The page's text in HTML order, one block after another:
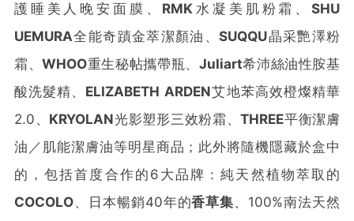
護睡美人晚安面膜、 RMK 水凝美肌粉霜、SHU
UEMURA全能奇蹟金萃潔顏油、SUQQU晶采艷澤粉
霜、WHOO重生秘帖攜帶瓶、 Juliart希沛絲油性胺基
酸洗髮精、 ELIZABETH ARDEN艾地苯高效橙燦精華
2.0、 KRYOLAN光影塑形三效粉霜、THREE平衡潔膚
油／肌能潔膚油等明星商品；此外將隨機隱藏於盒中
的，包括首度合作的6大品牌：純天然植物萃取的
COCOLO、日本暢銷40年的香草集、100%南法天然